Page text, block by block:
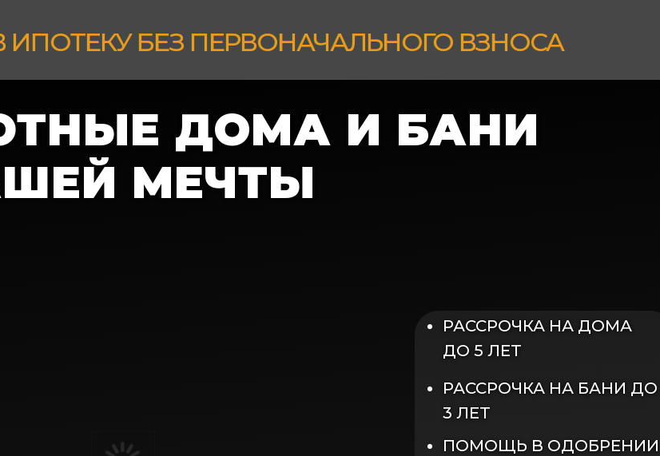
РАССРОЧКА НА ДОМА
ДО 5 ЛЕТ
РАССРОЧКА НА БАНИ ДО
3 ЛЕТ
ПОМОЩЬ В ОДОБРЕНИИ
БЕЗ ПЕРВОНАЧАЛЬНОГО ВЗНОСА
ДОМА И БАНИ
МЕЧТЫ